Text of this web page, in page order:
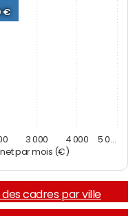
par mois (€)
€
3 000 4 000 5 0…
cadres par ville